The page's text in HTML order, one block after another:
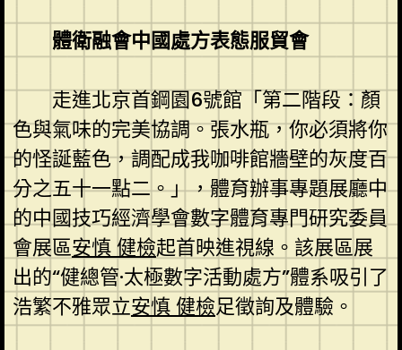
體衛融會中國處方表態服貿會
走進北京首鋼園6號館「第二階段：顏
色與氣味的完美協調。張水瓶，你必須將你
的怪誕藍色，調配成我咖啡館牆壁的灰度百
分之五十一點二。」，體育辦事專題展廳中
的中國技巧經濟學會數字體育專門研究委員
會展區安慎 健檢起首映進視線。該展區展
出的“健總管·太極數字活動處方”體系吸引了
浩繁不雅眾立安慎 健檢足徵詢及體驗。